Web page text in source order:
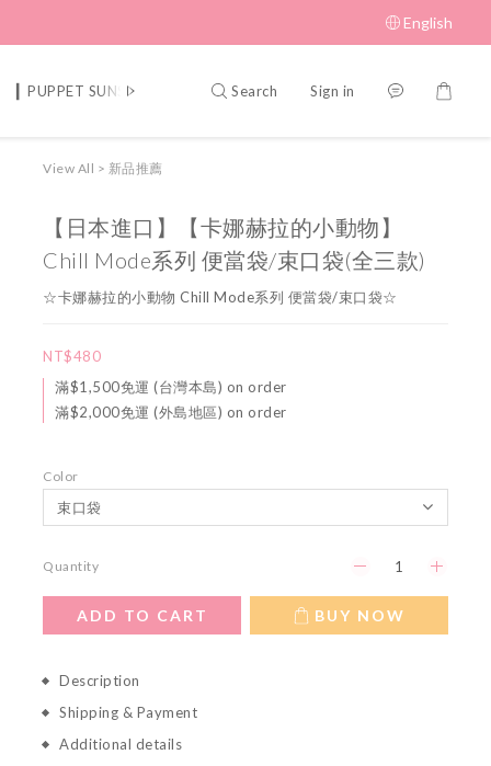
English
▎PUPPET SUNSUN 帕比順順 ▎MUFFIN CORNER 瑪芬角落
Search Sign in
View All > 新品推薦
【日本進口】【卡娜赫拉的小動物】
Chill Mode系列 便當袋/束口袋(全三款)
☆卡娜赫拉的小動物 Chill Mode系列 便當袋/束口袋☆
NT$480
滿$1,500免運 (台灣本島) on order
滿$2,000免運 (外島地區) on order
Color
Quantity
ADD TO CART BUY NOW
Description
Shipping & Payment
Additional details